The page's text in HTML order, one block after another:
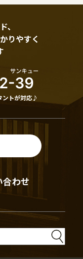
、
りやすく
ントが対応♪
わせ